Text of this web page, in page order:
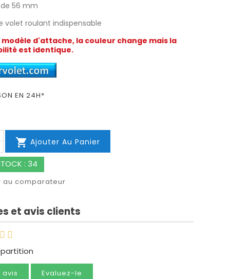
56 mm
volet roulant indispensable
modèle d'attache, la couleur change mais la
est identique.
EN 24H*
 Ajouter Au Panier
: 34
au comparateur
et avis clients
avis Evaluez-le